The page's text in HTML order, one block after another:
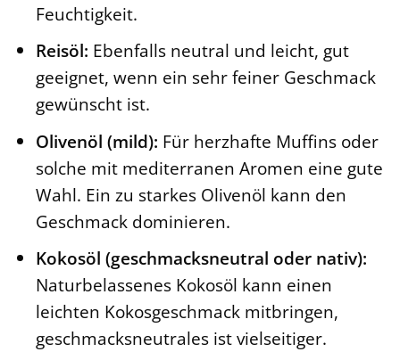
Feuchtigkeit.
Reisöl: Ebenfalls neutral und leicht, gut
geeignet, wenn ein sehr feiner Geschmack
gewünscht ist.
Olivenöl (mild): Für herzhafte Muffins oder
solche mit mediterranen Aromen eine gute
Wahl. Ein zu starkes Olivenöl kann den
Geschmack dominieren.
Kokosöl (geschmacksneutral oder nativ):
Naturbelassenes Kokosöl kann einen
leichten Kokosgeschmack mitbringen,
geschmacksneutrales ist vielseitiger.